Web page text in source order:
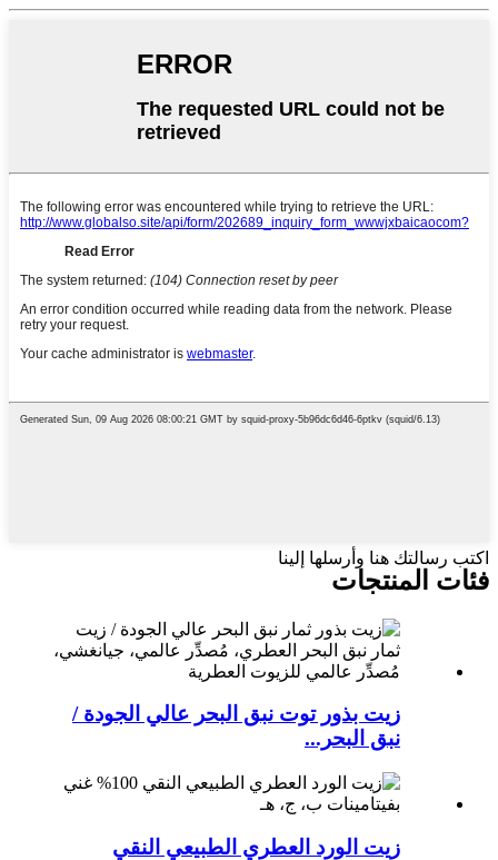
اكتب رسالتك هنا وأرسلها إلينا
فئات المنتجات
زيت بذور توت نبق البحر عالي الجودة /
نبق البحر...
زيت الورد العطري الطبيعي النقي